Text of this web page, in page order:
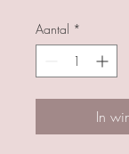
Aantal *
In